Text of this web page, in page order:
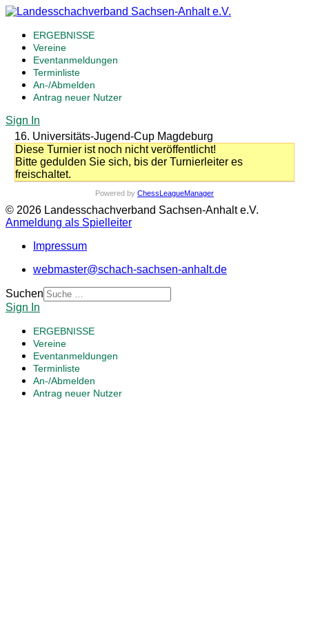
ERGEBNISSE
Vereine
Eventanmeldungen
Terminliste
An-/Abmelden
Antrag neuer Nutzer
Sign In
16. Universitäts-Jugend-Cup Magdeburg
Diese Turnier ist noch nicht veröffentlicht!
Bitte gedulden Sie sich, bis der Turnierleiter es
freischaltet.
Powered by ChessLeagueManager
© 2026 Landesschachverband Sachsen-Anhalt e.V.
Anmeldung als Spielleiter
Impressum
webmaster@schach-sachsen-anhalt.de
Suchen
Sign In
ERGEBNISSE
Vereine
Eventanmeldungen
Terminliste
An-/Abmelden
Antrag neuer Nutzer